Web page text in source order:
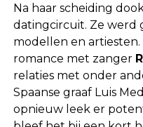
Na haar scheiding
datingcircuit. Ze werd
modellen en
romance met zanger
relaties met onder
Spaanse graaf Luis
opnieuw leek er